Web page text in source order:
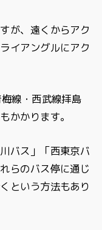
が、遠くからアク
イアングルにアク
線・西武線拝島
かかります。
バス」「西東京バ
らのバス停に通じ
という方法もあり